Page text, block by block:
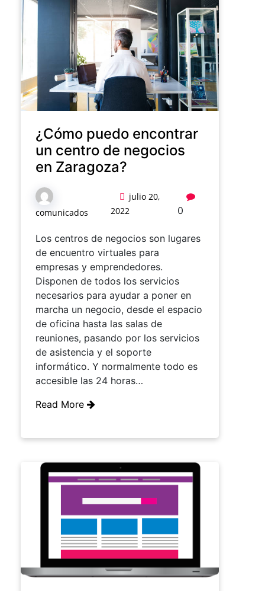
¿Cómo puedo encontrar
un centro de negocios
en Zaragoza?
comunicados
julio 20,
2022
0
Los centros de negocios son lugares
de encuentro virtuales para
empresas y emprendedores.
Disponen de todos los servicios
necesarios para ayudar a poner en
marcha un negocio, desde el espacio
de oficina hasta las salas de
reuniones, pasando por los servicios
de asistencia y el soporte
informático. Y normalmente todo es
accesible las 24 horas…
Read More